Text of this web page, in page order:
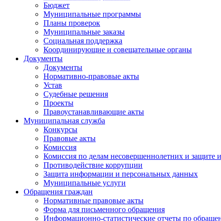
Бюджет
Муниципальные программы
Планы проверок
Муниципальные заказы
Социальная поддержка
Координирующие и совещательные органы
Документы
Документы
Нормативно-правовые акты
Устав
Судебные решения
Проекты
Правоустанавливающие акты
Муниципальная служба
Конкурсы
Правовые акты
Комиссия
Комиссия по делам несовершеннолетних и защите
Противодействие коррупции
Защита информации и персональных данных
Муниципальные услуги
Обращения граждан
Нормативные правовые акты
Форма для письменного обращения
Информационно-статистические отчеты по